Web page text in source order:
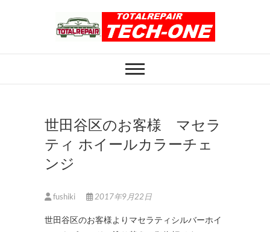
ホイール修理のト
ータルリペアテッ
クワン
世田谷区のお客様 マセラ
ティ ホイールカラーチェ
ンジ
fushiki 2017年9月22日
世田谷区のお客様よりマセラティシルバーホイ